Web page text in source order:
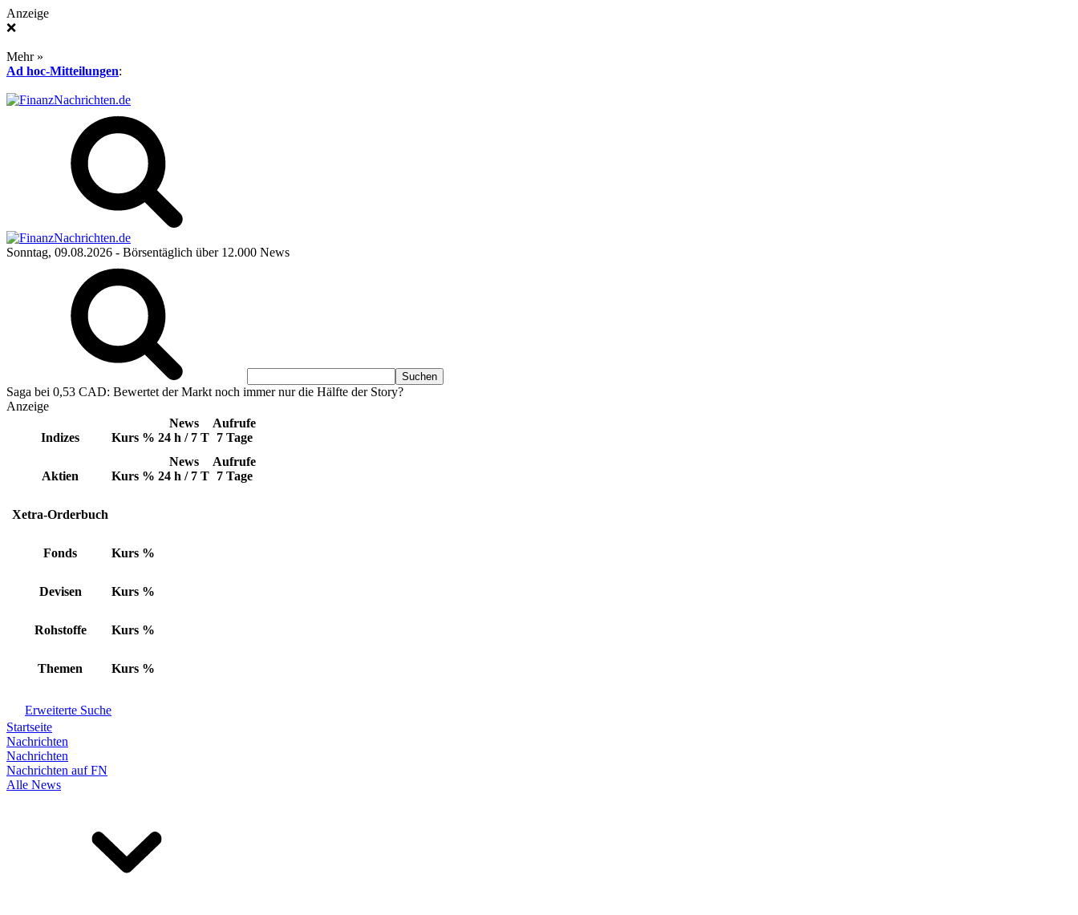
Anzeige
❌
Mehr »
Ad hoc-Mitteilungen:
Sonntag, 09.08.2026 - Börsentäglich über 12.000 News
Saga bei 0,53 CAD: Bewertet der Markt noch immer nur die Hälfte der Story?
Anzeige
Indizes Kurs %
News
24 h / 7 T
Aufrufe
7 Tage
Aktien Kurs %
News
24 h / 7 T
Aufrufe
7 Tage
Xetra-Orderbuch
Fonds Kurs %
Devisen Kurs %
Rohstoffe Kurs %
Themen Kurs %
Erweiterte Suche
Startseite
Nachrichten
Nachrichten
Nachrichten auf FN
Alle News